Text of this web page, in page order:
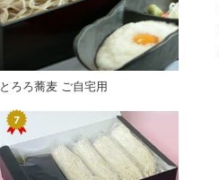
とろろ蕎麦 ご自宅用